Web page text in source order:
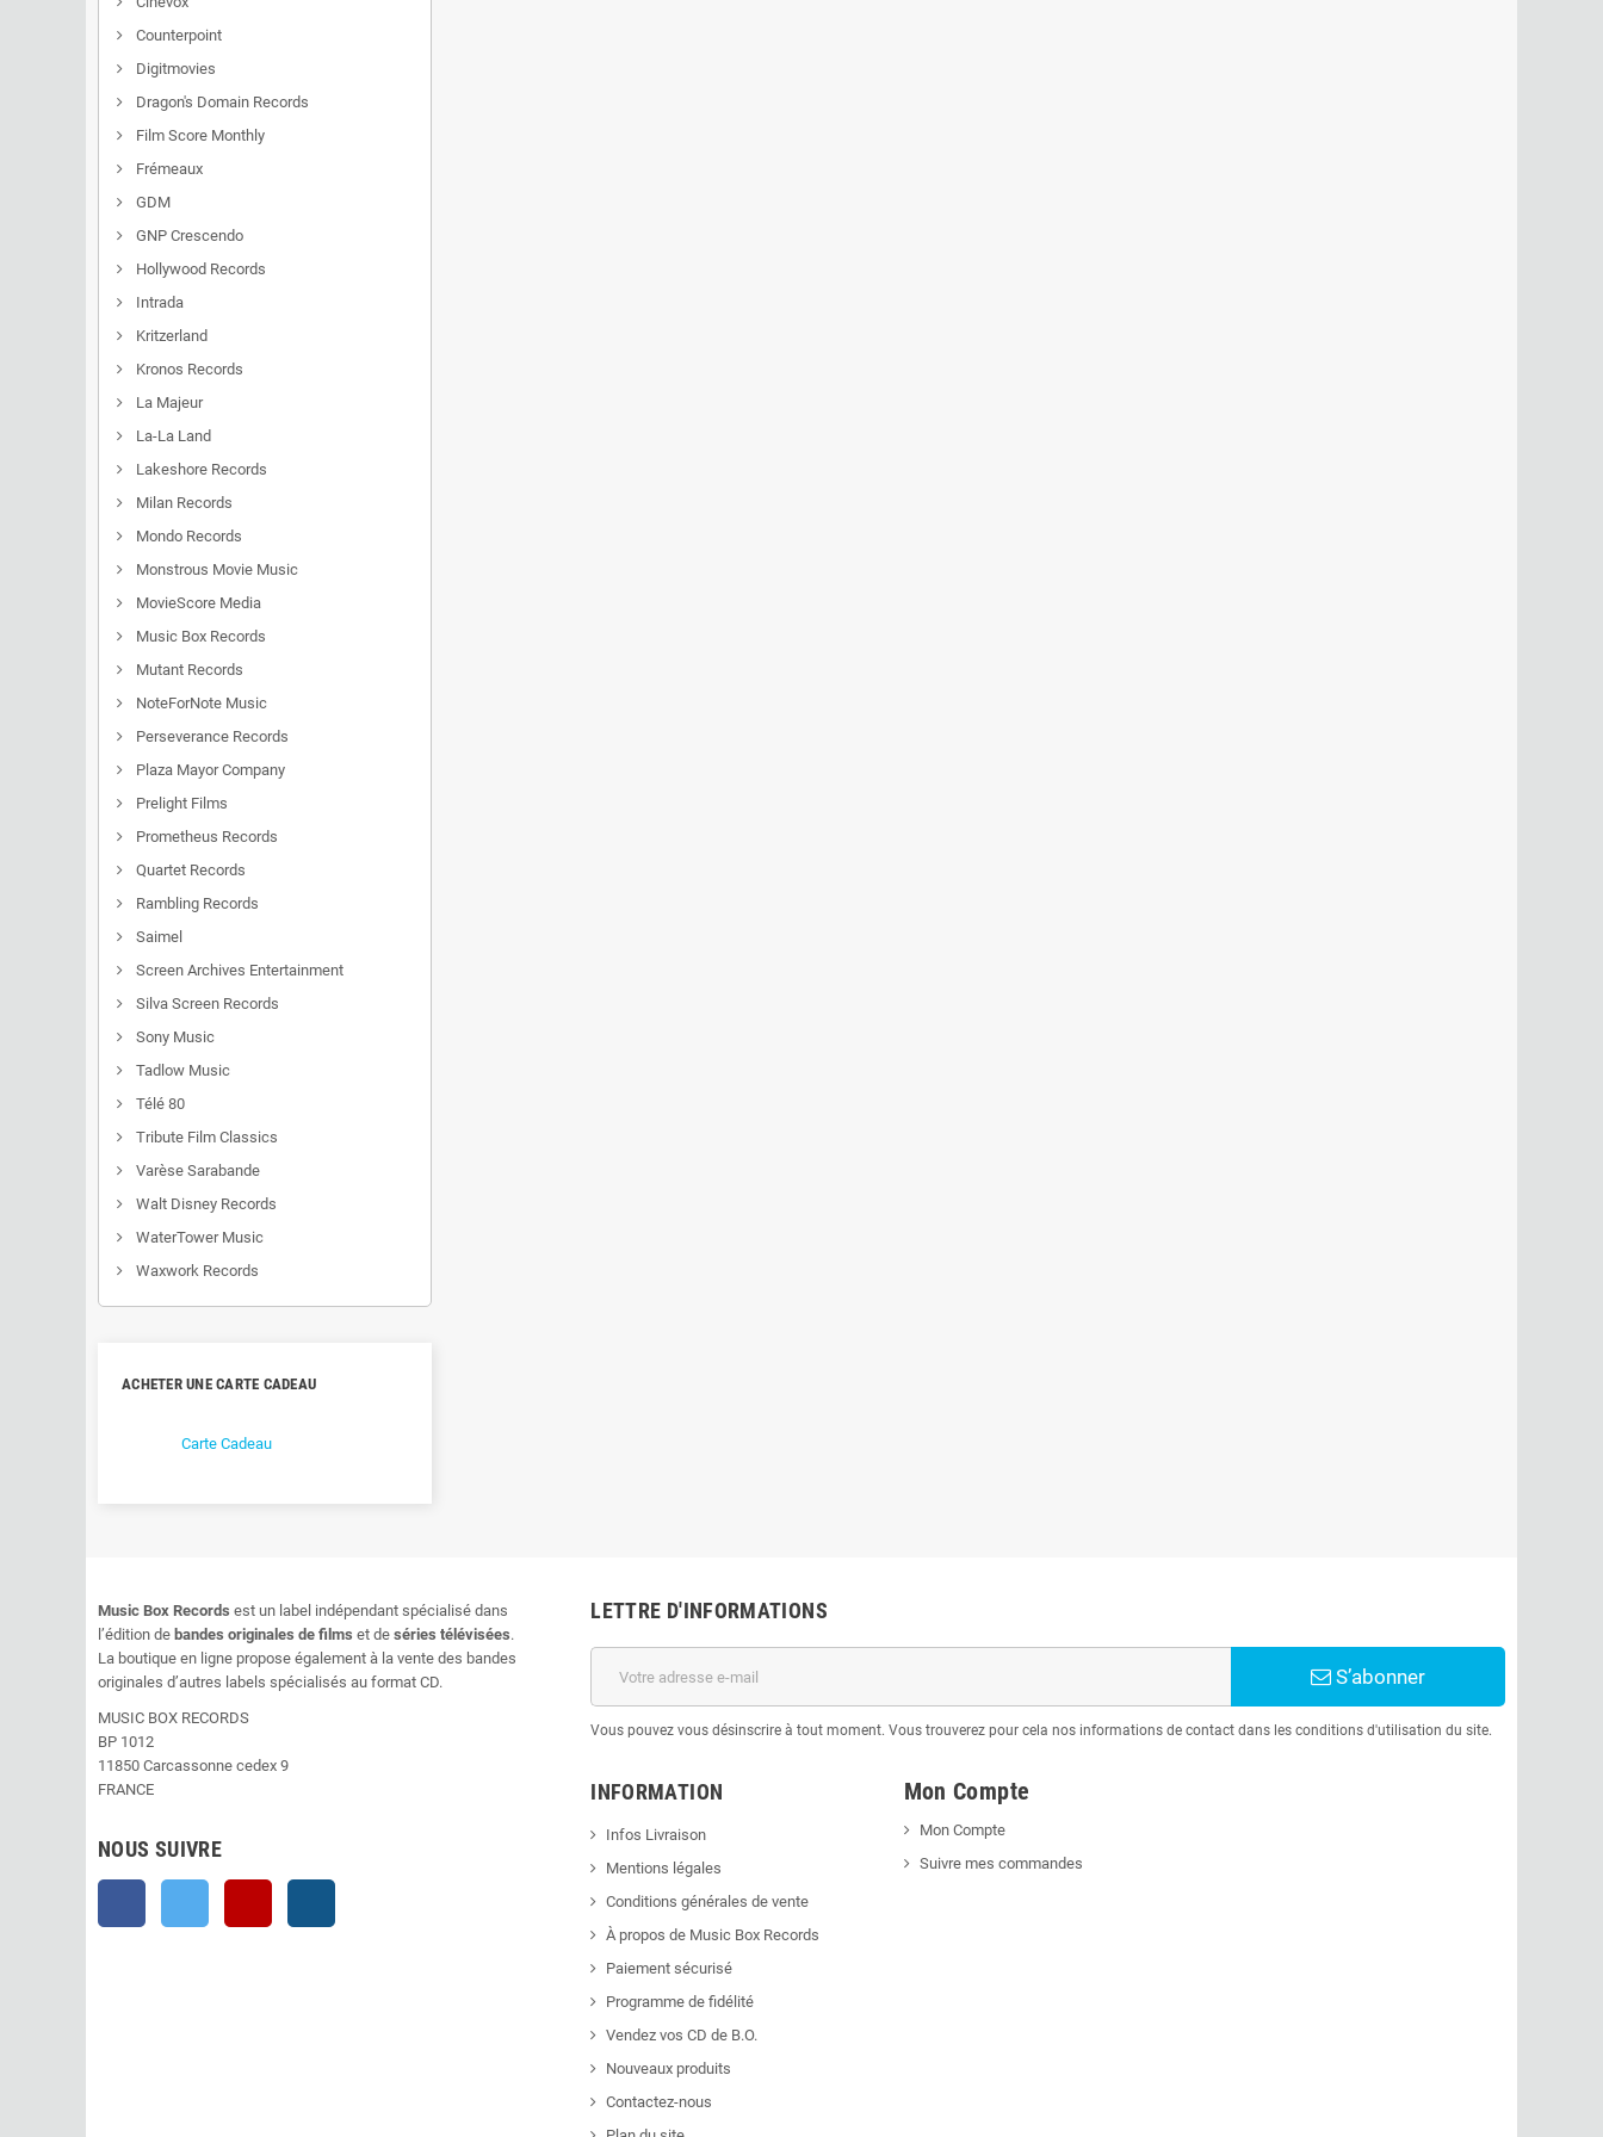
Counterpoint
Digitmovies
Dragon's Domain Records
Film Score Monthly
Frémeaux
GDM
GNP Crescendo
Hollywood Records
Intrada
Kritzerland
Kronos Records
La Majeur
La-La Land
Lakeshore Records
Milan Records
Mondo Records
Monstrous Movie Music
MovieScore Media
Music Box Records
Mutant Records
NoteForNote Music
Perseverance Records
Plaza Mayor Company
Prelight Films
Prometheus Records
Quartet Records
Rambling Records
Saimel
Screen Archives Entertainment
Silva Screen Records
Sony Music
Tadlow Music
Télé 80
Tribute Film Classics
Varèse Sarabande
Walt Disney Records
WaterTower Music
Waxwork Records
ACHETER UNE CARTE CADEAU
Carte Cadeau
Music Box Records est un label indépendant spécialisé dans
l’édition de bandes originales de films et de séries télévisées.
La boutique en ligne propose également à la vente des bandes
originales d’autres labels spécialisés au format CD.
MUSIC BOX RECORDS
BP 1012
11850 Carcassonne cedex 9
FRANCE
NOUS SUIVRE
LETTRE D'INFORMATIONS
S’abonner
Vous pouvez vous désinscrire à tout moment. Vous trouverez pour cela nos informations de contact dans les conditions d'utilisation du site.
INFORMATION
Infos Livraison
Mentions légales
Conditions générales de vente
À propos de Music Box Records
Paiement sécurisé
Programme de fidélité
Vendez vos CD de B.O.
Nouveaux produits
Contactez-nous
Mon Compte
Mon Compte
Suivre mes commandes